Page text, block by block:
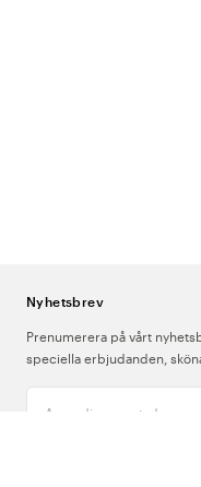
Nyhetsbrev
Prenumerera på vårt
speciella erbjudanden,